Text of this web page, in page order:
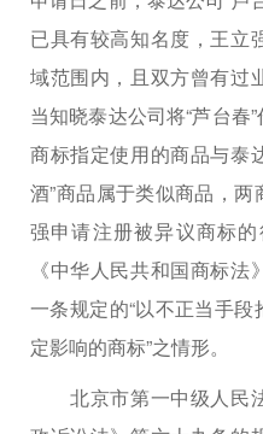
已具有较高知名度，王立
域范围内，且双方曾有过
当知晓泰达公司将“芦台春
商标指定使用的商品与泰
酒”商品属于类似商品，
强申请注册被异议商标
《中华人民共和国商标
一条规定的“以不正当手
定影响的商标”之情形。
北京市第一中级人民